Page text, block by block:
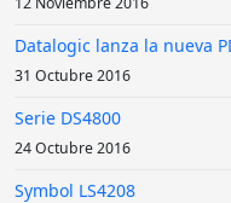
Últimas Noticias
Datalogic anuncia el lector
Datalogic lanza la nueva